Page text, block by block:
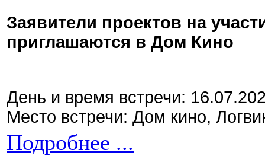
Заявители проектов на
приглашаются в Дом Кино
День и время встречи:
Место встречи: Дом кино,
Подробнее ...